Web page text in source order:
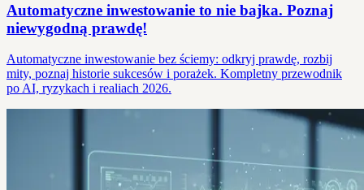
Automatyczne inwestowanie to nie bajka. Poznaj
niewygodną prawdę!
Automatyczne inwestowanie bez ściemy: odkryj prawdę, rozbij
mity, poznaj historie sukcesów i porażek. Kompletny przewodnik
po AI, ryzykach i realiach 2026.